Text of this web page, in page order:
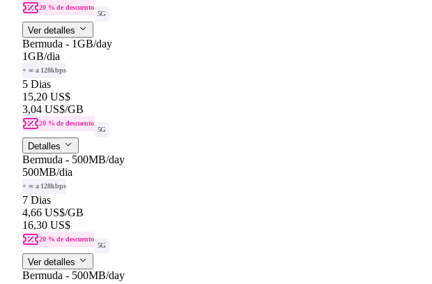
20 % de descuento
5G
Ver detalles
Bermuda - 1GB/day
1GB/dia
+ ∞ a 128kbps
5 Dias
15,20 US$
3,04 US$/GB
20 % de descuento
5G
Detalles
Bermuda - 500MB/day
500MB/dia
+ ∞ a 128kbps
7 Dias
4,66 US$/GB
16,30 US$
20 % de descuento
5G
Ver detalles
Bermuda - 500MB/day